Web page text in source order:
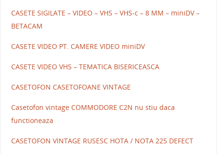
CASETE SIGILATE – VIDEO – VHS – VHS-c – 8 MM – miniDV –
BETACAM
CASETE VIDEO PT. CAMERE VIDEO miniDV
CASETE VIDEO VHS – TEMATICA BISERICEASCA
CASETOFON CASETOFOANE VINTAGE
Casetofon vintage COMMODORE C2N nu stiu daca
functioneaza
CASETOFON VINTAGE RUSESC HOTA / NOTA 225 DEFECT